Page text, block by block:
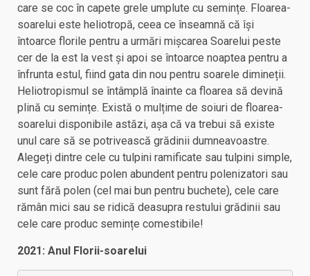
care se coc în capete grele umplute cu semințe. Floarea-
soarelui este heliotropă, ceea ce înseamnă că își
întoarce florile pentru a urmări mișcarea Soarelui peste
cer de la est la vest și apoi se întoarce noaptea pentru a
înfrunta estul, fiind gata din nou pentru soarele dimineții.
Heliotropismul se întâmplă înainte ca floarea să devină
plină cu semințe. Există o mulțime de soiuri de floarea-
soarelui disponibile astăzi, așa că va trebui să existe
unul care să se potrivească grădinii dumneavoastre.
Alegeți dintre cele cu tulpini ramificate sau tulpini simple,
cele care produc polen abundent pentru polenizatori sau
sunt fără polen (cel mai bun pentru buchete), cele care
rămân mici sau se ridică deasupra restului grădinii sau
cele care produc semințe comestibile!
2021: Anul Florii-soarelui